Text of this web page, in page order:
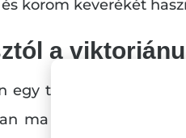
korom keverékét
a
egy teljesen új
ma gondoljuk,